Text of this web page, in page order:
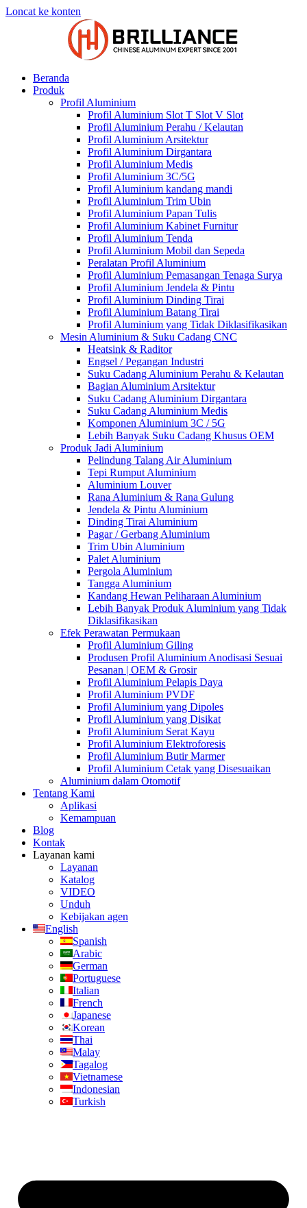
Loncat ke konten
Beranda
Produk
Profil Aluminium
Profil Aluminium Slot T Slot V Slot
Profil Aluminium Perahu / Kelautan
Profil Aluminium Arsitektur
Profil Aluminium Dirgantara
Profil Aluminium Medis
Profil Aluminium 3C/5G
Profil Aluminium kandang mandi
Profil Aluminium Trim Ubin
Profil Aluminium Papan Tulis
Profil Aluminium Kabinet Furnitur
Profil Aluminium Tenda
Profil Aluminium Mobil dan Sepeda
Peralatan Profil Aluminium
Profil Aluminium Pemasangan Tenaga Surya
Profil Aluminium Jendela & Pintu
Profil Aluminium Dinding Tirai
Profil Aluminium Batang Tirai
Profil Aluminium yang Tidak Diklasifikasikan
Mesin Aluminium & Suku Cadang CNC
Heatsink & Raditor
Engsel / Pegangan Industri
Suku Cadang Aluminium Perahu & Kelautan
Bagian Aluminium Arsitektur
Suku Cadang Aluminium Dirgantara
Suku Cadang Aluminium Medis
Komponen Aluminium 3C / 5G
Lebih Banyak Suku Cadang Khusus OEM
Produk Jadi Aluminium
Pelindung Talang Air Aluminium
Tepi Rumput Aluminium
Aluminium Louver
Rana Aluminium & Rana Gulung
Jendela & Pintu Aluminium
Dinding Tirai Aluminium
Pagar / Gerbang Aluminium
Trim Ubin Aluminium
Palet Aluminium
Pergola Aluminium
Tangga Aluminium
Kandang Hewan Peliharaan Aluminium
Lebih Banyak Produk Aluminium yang Tidak
Diklasifikasikan
Efek Perawatan Permukaan
Profil Aluminium Giling
Produsen Profil Aluminium Anodisasi Sesuai
Pesanan | OEM & Grosir
Profil Aluminium Pelapis Daya
Profil Aluminium PVDF
Profil Aluminium yang Dipoles
Profil Aluminium yang Disikat
Profil Aluminium Serat Kayu
Profil Aluminium Elektroforesis
Profil Aluminium Butir Marmer
Profil Aluminium Cetak yang Disesuaikan
Aluminium dalam Otomotif
Tentang Kami
Aplikasi
Kemampuan
Blog
Kontak
Layanan kami
Layanan
Katalog
VIDEO
Unduh
Kebijakan agen
English
Spanish
Arabic
German
Portuguese
Italian
French
Japanese
Korean
Thai
Malay
Tagalog
Vietnamese
Indonesian
Turkish